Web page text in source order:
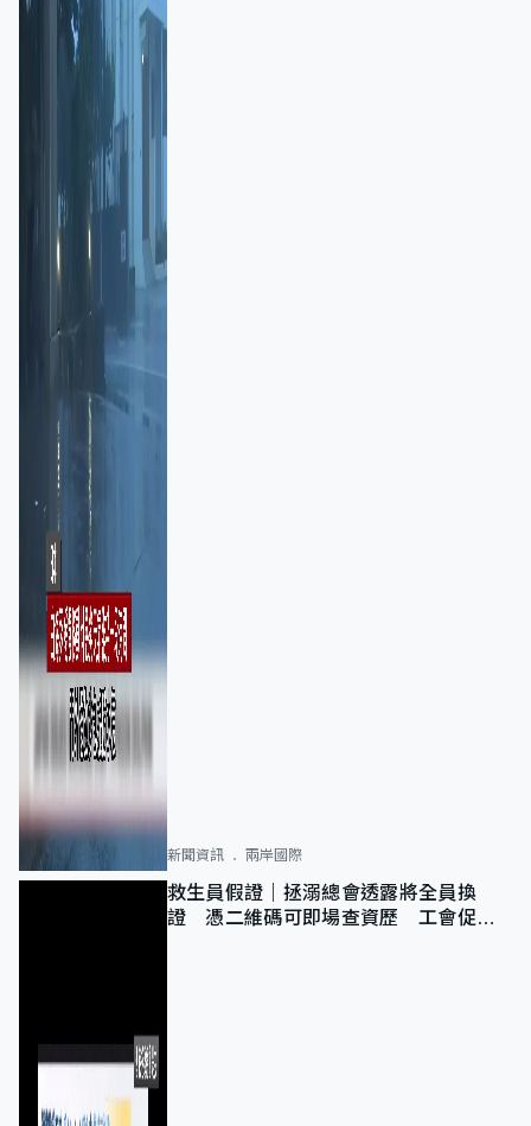
新聞資訊 兩岸國際
救生員假證｜拯溺總會透露將全員換
證 憑二維碼可即場查資歷 工會促加